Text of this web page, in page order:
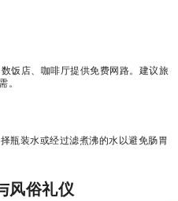
饭店、咖啡厅提供免费网路。建议旅
瓶装水或经过滤煮沸的水以避免肠胃
风俗礼仪